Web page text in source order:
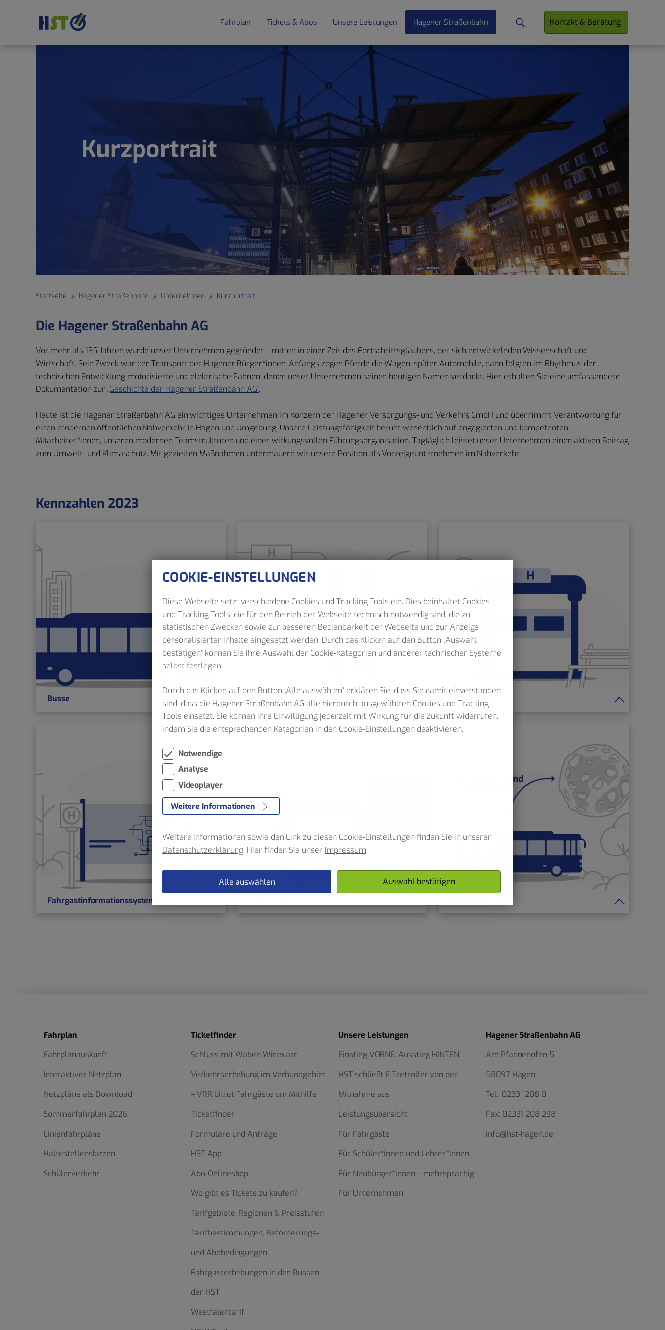
Fahrplan Tickets & Abos Unsere Leistungen Hagener Straßenbahn Kontakt & Beratung
Kurzportrait
Startseite Hagener Straßenbahn Unternehmen Kurzportrait
Die Hagener Straßenbahn AG
Vor mehr als 135 Jahren wurde unser Unternehmen gegründet – mitten in einer Zeit des Fortschrittsglaubens, der sich entwickelnden Wissenschaft und
Wirtschaft. Sein Zweck war der Transport der Hagener Bürger*innen. Anfangs zogen Pferde die Wagen, später Automobile, dann folgten im Rhythmus der
technischen Entwicklung motorisierte und elektrische Bahnen, denen unser Unternehmen seinen heutigen Namen verdankt. Hier erhalten Sie eine umfassendere
Dokumentation zur „Geschichte der Hagener Straßenbahn AG“.
Heute ist die Hagener Straßenbahn AG ein wichtiges Unternehmen im Konzern der Hagener Versorgungs- und Verkehrs GmbH und übernimmt Verantwortung für
einen modernen öffentlichen Nahverkehr in Hagen und Umgebung. Unsere Leistungsfähigkeit beruht wesentlich auf engagierten und kompetenten
Mitarbeiter*innen, unseren modernen Teamstrukturen und einer wirkungsvollen Führungsorganisation. Tagtäglich leistet unser Unternehmen einen aktiven Beitrag
zum Umwelt- und Klimaschutz. Mit gezielten Maßnahmen untermauern wir unsere Position als Vorzeigeunternehmen im Nahverkehr.
Kennzahlen 2023
Busse Fahrgäste Haltestellen
Fahrgastinformationssysteme
Fahrplan
Fahrplanauskunft
Interaktiver Netzplan
Netzpläne als Download
Sommerfahrplan 2026
Linienfahrpläne
Haltestellenskizzen
Schülerverkehr
Ticketfinder
Schluss mit Waben Wirrwarr
Verkehrserhebung im Verbundgebiet
– VRR bittet Fahrgäste um Mithilfe
Ticketfinder
Formulare und Anträge
HST App
Abo-Onlineshop
Wo gibt es Tickets zu kaufen?
Tarifgebiete, Regionen & Preisstufen
Tarifbestimmungen, Beförderungs-
und Abobedingungen
Fahrgasterhebungen in den Bussen
der HST
Westfalentarif
Unsere Leistungen
Einstieg VORNE. Ausstieg HINTEN.
HST schließt E-Tretroller von der
Mitnahme aus
Leistungsübersicht
Für Fahrgäste
Für Schüler*innen und Lehrer*innen
Für Neubürger*innen – mehrsprachig
Für Unternehmen
Hagener Straßenbahn AG
Am Pfannenofen 5
58097 Hagen
Tel.: 02331 208 0
Fax: 02331 208 238
info@hst-hagen.de
COOKIE-EINSTELLUNGEN
Diese Webseite setzt verschiedene Cookies und Tracking-Tools ein. Dies beinhaltet Cookies
und Tracking-Tools, die für den Betrieb der Webseite technisch notwendig sind, die zu
statistischen Zwecken sowie zur besseren Bedienbarkeit der Webseite und zur Anzeige
personalisierter Inhalte eingesetzt werden. Durch das Klicken auf den Button „Auswahl
bestätigen" können Sie Ihre Auswahl der Cookie-Kategorien und anderer technischer Systeme
selbst festlegen.
Durch das Klicken auf den Button „Alle auswählen" erklären Sie, dass Sie damit einverstanden
sind, dass die Hagener Straßenbahn AG alle hierdurch ausgewählten Cookies und Tracking-
Tools einsetzt. Sie können Ihre Einwilligung jederzeit mit Wirkung für die Zukunft widerrufen,
indem Sie die entsprechenden Kategorien in den Cookie-Einstellungen deaktivieren.
Notwendige
Analyse
Videoplayer
Weitere Informationen
Weitere Informationen sowie den Link zu diesen Cookie-Einstellungen finden Sie in unserer
Datenschutzerklärung. Hier finden Sie unser Impressum.
Alle auswählen Auswahl bestätigen